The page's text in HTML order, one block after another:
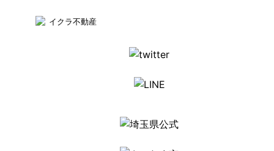
イクラ不動産